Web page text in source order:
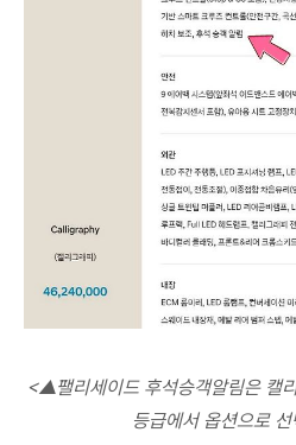
<▲팰리세이드 후석승객알림은 캘
등급에서 옵션으로